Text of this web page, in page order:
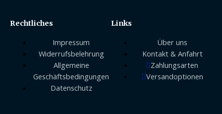
Rechtliches
Impressum
Widerrufsbelehrung
Allgemeine
Geschäftsbedingungen
Datenschutz
Links
Über uns
Kontakt & Anfahrt
Zahlungsarten
Versandoptionen